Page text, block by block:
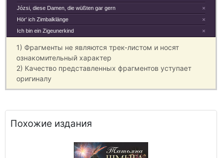
×
Józsi, diese Damen, die wüßten gar gern
×
Hör' ich Zimbalklänge
×
Ich bin ein Zigeunerkind
1) Фрагменты не являются трек-листом и носят
ознакомительный характер
2) Качество представленных фрагментов уступает
оригиналу
Похожие издания